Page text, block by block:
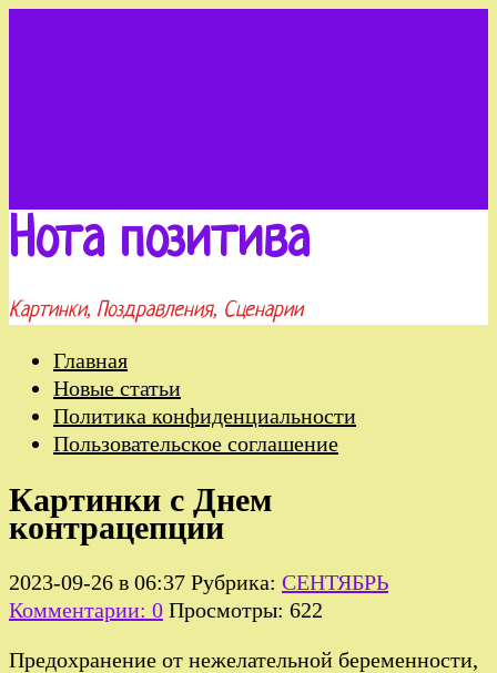
Нота позитива
Картинки, Поздравления, Сценарии
Главная
Новые статьи
Политика конфиденциальности
Пользовательское соглашение
Картинки с Днем
контрацепции
2023-09-26 в 06:37 Рубрика: СЕНТЯБРЬ
Комментарии: 0 Просмотры: 622
Предохранение от нежелательной беременности,